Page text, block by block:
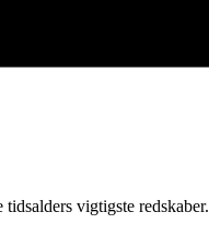
vigtigste